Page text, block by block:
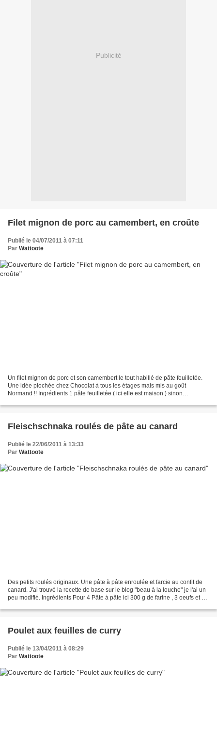
Publicité
Filet mignon de porc au camembert, en croûte
Publié le 04/07/2011 à 07:11
Par Wattoote
Un filet mignon de porc et son camembert le tout habillé de pâte feuilletée.
Une idée piochée chez Chocolat à tous les étages mais mis au goût
Normand !! Ingrédients 1 pâte feuilletée ( ici elle est maison ) sinon
Fleischschnaka roulés de pâte au canard
Publié le 22/06/2011 à 13:33
Par Wattoote
Des petits roulés originaux. Une pâte à pâte enroulée et farcie au confit de
canard. J'ai trouvé la recette de base sur le blog "beau à la louche" je l'ai un
peu modifié. Ingrédients Pour 4 Pâte à pâte ici 300 g de farine , 3 oeufs et 2
Poulet aux feuilles de curry
Publié le 13/04/2011 à 08:29
Par Wattoote